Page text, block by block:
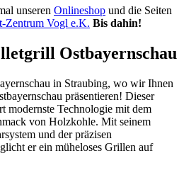
unseren Onlineshop und die Seiten
Zentrum Vogl e.K. Bis dahin!
Ostbayernschau
in Straubing, wo wir Ihnen
präsentieren! Dieser
modernste Technologie mit dem
von Holzkohle. Mit seinem
und der präzisen
er ein müheloses Grillen auf